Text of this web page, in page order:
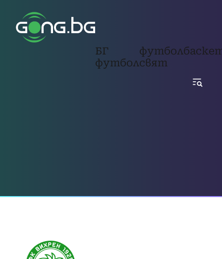
БГ
футбол
футбол
свят